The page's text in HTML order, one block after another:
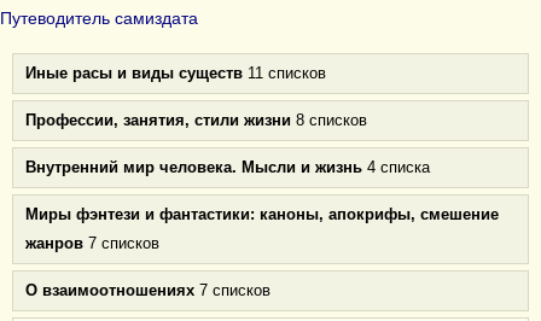
Путеводитель самиздата
Иные расы и виды существ 11 списков
Профессии, занятия, стили жизни 8 списков
Внутренний мир человека. Мысли и жизнь 4 списка
Миры фэнтези и фантастики: каноны, апокрифы, смешение
жанров 7 списков
О взаимоотношениях 7 списков